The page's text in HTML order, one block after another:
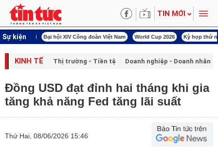
TIN MỚI
Sự kiện
ngày đêm Đại hội XIV Công đoàn Việt Nam World Cup 2026 Kỳ họp thứ
KINH TẾ Thị trường - Tiền tệ Doanh nghiệp - Doanh nhân
Đồng USD đạt đỉnh hai tháng khi gia
tăng khả năng Fed tăng lãi suất
Thứ Hai, 08/06/2026 15:46